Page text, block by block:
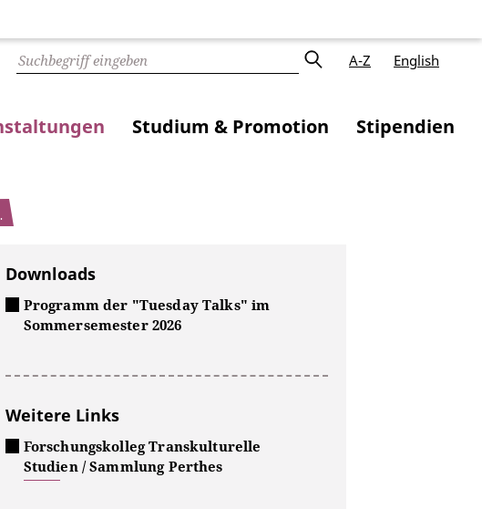
A-Z English
Studium & Promotion Stipendien
Downloads
Programm der "Tuesday Talks" im
Sommersemester 2026
Weitere Links
Forschungskolleg Transkulturelle
Studien / Sammlung Perthes